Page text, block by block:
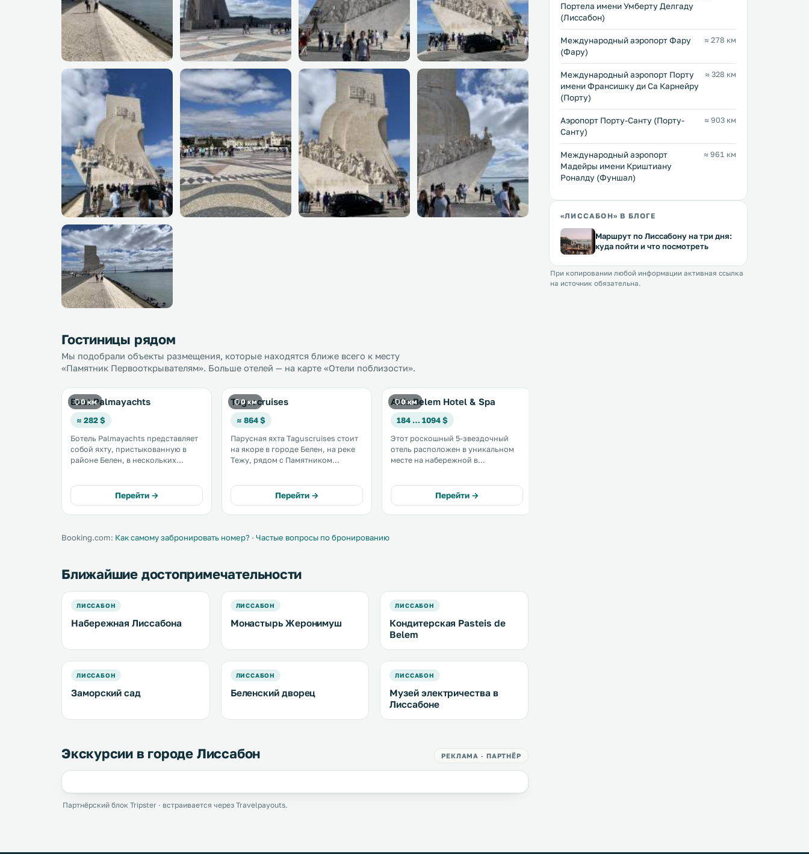
Гостиницы рядом
Мы подобрали объекты размещения, которые находятся ближе всего к месту
«Памятник Первооткрывателям». Больше отелей — на карте «Отели поблизости».
0 км
Boat Palmayachts
≈ 282 $
Ботель Palmayachts представляет
собой яхту, пристыкованную в
районе Белен, в нескольких
Перейти →
0 км
Taguscruises
≈ 864 $
Парусная яхта Taguscruises стоит
на якоре в городе Белен, на реке
Тежу, рядом с Памятником
спальными местами и мини-кухня.
На яхте Taguscruises можно
отправиться в плавание с
Перейти →
0 км
Altis Belem Hotel & Spa
184 … 1094 $
Этот роскошный 5-звездочный
отель расположен в уникальном
месте на набережной в
Перейти →
Booking.com: Как самому забронировать номер? · Частые вопросы по бронированию
Ближайшие достопримечательности
ЛИССАБОН
Набережная Лиссабона
ЛИССАБОН
Монастырь Жеронимуш
ЛИССАБОН
Кондитерская Pasteis de
Belem
ЛИССАБОН
Заморский сад
ЛИССАБОН
Беленский дворец
ЛИССАБОН
Музей электричества в
Лиссабоне
Экскурсии в городе Лиссабон РЕКЛАМА · ПАРТНЁР
Партнёрский блок Tripster · встраивается через Travelpayouts.
Портела имени Умберту Делгаду
(Лиссабон)
Международный аэропорт Фару
(Фару)
≈ 278 км
Международный аэропорт Порту
имени Франсишку ди Са Карнейру
(Порту)
≈ 328 км
Аэропорт Порту-Санту (Порту-
Санту)
≈ 903 км
Международный аэропорт
Мадейры имени Криштиану
Роналду (Фуншал)
≈ 961 км
«ЛИССАБОН» В БЛОГЕ
Маршрут по Лиссабону на три дня:
куда пойти и что посмотреть
При копировании любой информации активная ссылка
на источник обязательна.